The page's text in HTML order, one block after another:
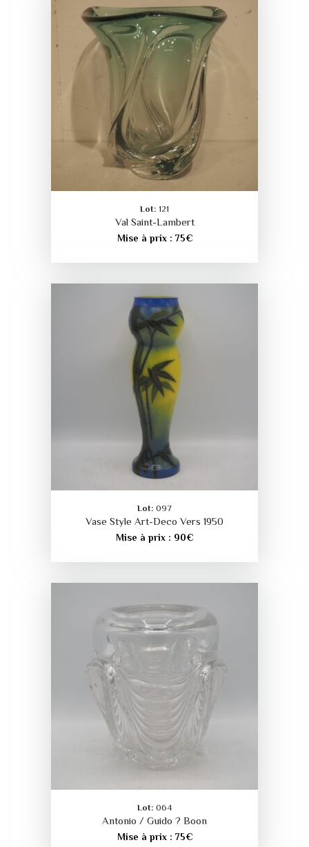
Lot: 121
Val Saint-Lambert
Mise à prix : 75€
Lot: 097
Vase Style Art-Deco Vers 1950
Mise à prix : 90€
Lot: 064
Antonio / Guido ? Boon
Mise à prix : 75€